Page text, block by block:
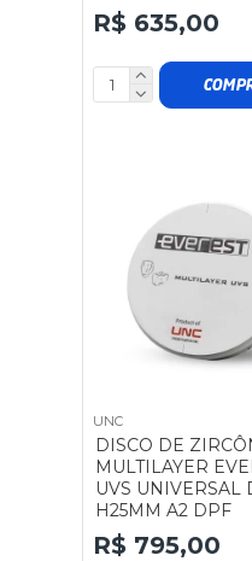
R$ 635,00
UNC
DISCO DE
MULTILAYER
UVS UNIVERSAL
H25MM A2 DPF
R$ 795,00